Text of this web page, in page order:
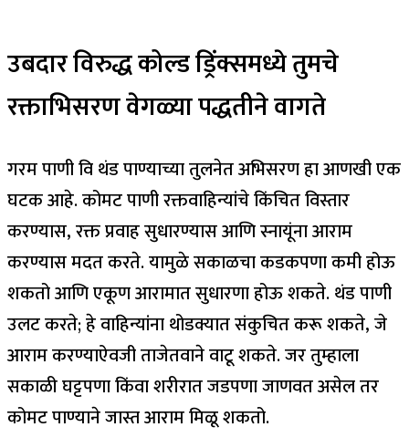
उबदार विरुद्ध कोल्ड ड्रिंक्समध्ये तुमचे
रक्ताभिसरण वेगळ्या पद्धतीने वागते
गरम पाणी वि थंड पाण्याच्या तुलनेत अभिसरण हा आणखी एक
घटक आहे. कोमट पाणी रक्तवाहिन्यांचे किंचित विस्तार
करण्यास, रक्त प्रवाह सुधारण्यास आणि स्नायूंना आराम
करण्यास मदत करते. यामुळे सकाळचा कडकपणा कमी होऊ
शकतो आणि एकूण आरामात सुधारणा होऊ शकते. थंड पाणी
उलट करते; हे वाहिन्यांना थोडक्यात संकुचित करू शकते, जे
आराम करण्याऐवजी ताजेतवाने वाटू शकते.जर तुम्हाला
सकाळी घट्टपणा किंवा शरीरात जडपणा जाणवत असेल तर
कोमट पाण्याने जास्त आराम मिळू शकतो.